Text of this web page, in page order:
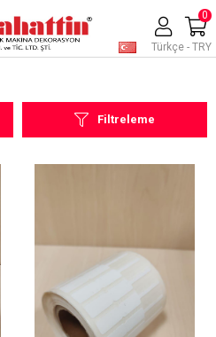
Türkçe - TRY
0
Filtreleme